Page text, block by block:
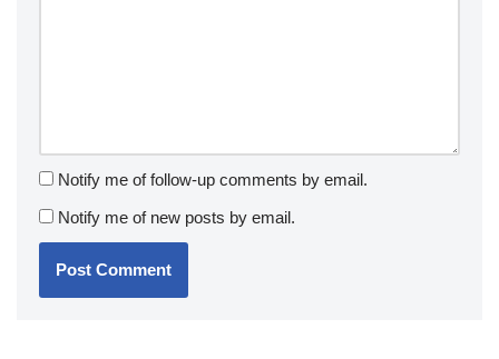
Notify me of follow-up comments by email.
Notify me of new posts by email.